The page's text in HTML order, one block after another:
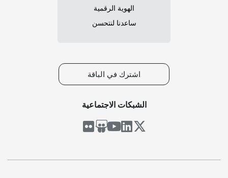
الهوية الرقمية
ساعدنا لنتحسن
اشترك في الباقة
الشبكات الاجتماعية